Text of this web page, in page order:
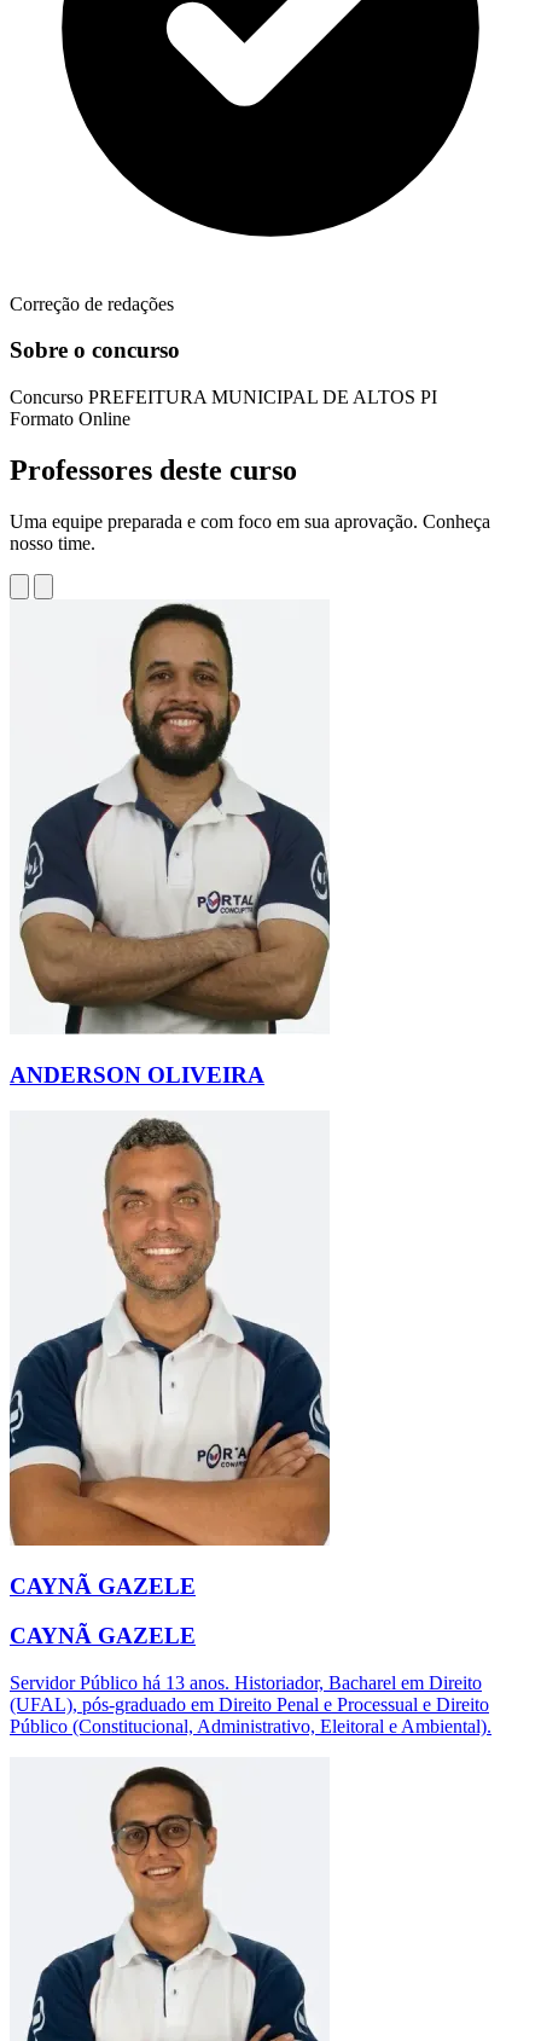
Correção de redações
Sobre o concurso
Concurso PREFEITURA MUNICIPAL DE ALTOS PI
Formato Online
Professores deste curso
Uma equipe preparada e com foco em sua aprovação. Conheça
nosso time.
ANDERSON OLIVEIRA
CAYNÃ GAZELE
CAYNÃ GAZELE
Servidor Público há 13 anos. Historiador, Bacharel em Direito
(UFAL), pós-graduado em Direito Penal e Processual e Direito
Público (Constitucional, Administrativo, Eleitoral e Ambiental).